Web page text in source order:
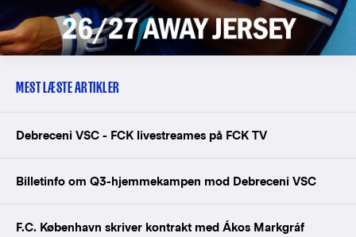
MEST LÆSTE ARTIKLER
Debreceni VSC - FCK livestreames på FCK TV
Billetinfo om Q3-hjemmekampen mod Debreceni VSC
F.C. København skriver kontrakt med Ákos Markgráf